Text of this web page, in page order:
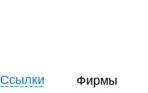
Ссылки Фирмы